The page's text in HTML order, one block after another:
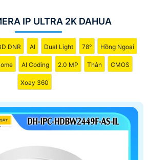
IP ULTRA 2K DAHUA
DNR AI Dual Light 78° Hồng Ngoại
AI Coding 2.0 MP Thân CMOS
Xoay 360